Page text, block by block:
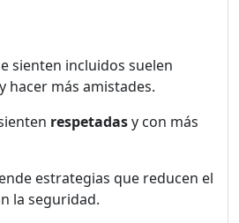
sienten incluidos suelen
y hacer más amistades.
respetadasy con más
estrategias que reducen el
la seguridad.